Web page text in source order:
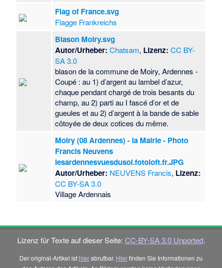
Flag of France.svg
Flagge Frankreichs
Blason Moiry.svg
Autor/Urheber: Chatsam, Lizenz: CC BY-
SA 3.0
blason de la commune de Moiry, Ardennes -
Coupé : au 1) d’argent au lambel d’azur,
chaque pendant chargé de trois besants du
champ, au 2) parti au I fascé d’or et de
gueules et au 2) d’argent à la bande de sable
côtoyée de deux cotices du même.
Moiry (08 Ardennes) - la Mairie - Photo
Francis Neuvens
lesardennesvuesdusol.fotoloft.fr.JPG
Autor/Urheber: NEUVENS Francis, Lizenz:
CC BY-SA 3.0
Village Ardennais
Lizenz für Texte auf dieser Seite: CC-BY-SA 3.0 Unported.
Der original-Artikel ist hierabrufbar. Hierfinden Sie Informationen zu